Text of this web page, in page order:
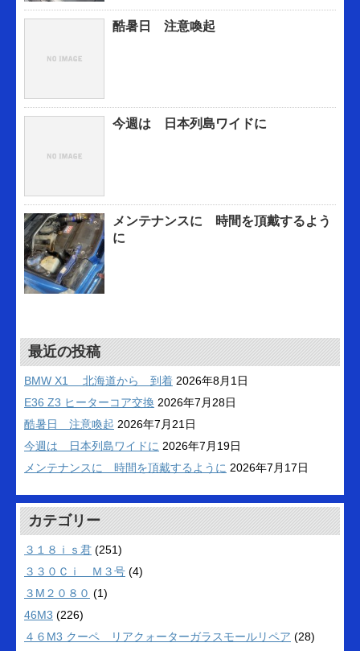
酷暑日 注意喚起
今週は 日本列島ワイドに
メンテナンスに 時間を頂戴するよう
に
最近の投稿
BMW X1 北海道から 到着 2026年8月1日
E36 Z3 ヒーターコア交換 2026年7月28日
酷暑日 注意喚起 2026年7月21日
今週は 日本列島ワイドに 2026年7月19日
メンテナンスに 時間を頂戴するように 2026年7月17日
カテゴリー
３１８ｉｓ君 (251)
３３０Ｃｉ Ｍ３号 (4)
３M２０８０ (1)
46M3 (226)
４６M3 クーペ リアクォーターガラスモールリペア (28)